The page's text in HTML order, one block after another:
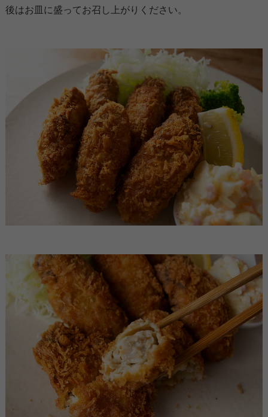
後はお皿に盛ってお召し上がりください。